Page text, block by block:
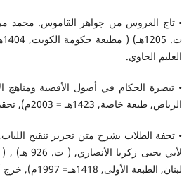
• تاج العروس من جواهر القاموس. محمد
العليم الحاوي.
• تبصرة الحكام في أصول الأقضية ومناهج
الرياض, طبعة خاصة, 1423هـ = 2003م), تحقيق: جمال مرعشلي.
• تحفة الطلاب بشرح متن تحرير تنقيح
لأبي يحيى
لبنان, الطبعة